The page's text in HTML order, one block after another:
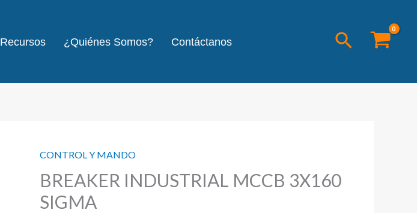
Recursos ¿Quiénes Somos? Contáctanos Buscar
CONTROL Y MANDO
BREAKER INDUSTRIAL MCCB 3X160
SIGMA